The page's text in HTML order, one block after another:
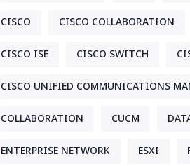
CISCO CISCO COLLABORATION
CISCO ISE CISCO SWITCH
CISCO UNIFIED COMMUNICATIONS
COLLABORATION CUCM
ENTERPRISE NETWORK ESXI